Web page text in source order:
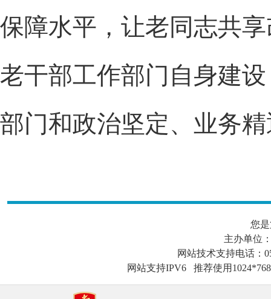
保障水平，让老同志共
老干部工作部门自身建
部门和政治坚定、业务
您
主办单位
网站技术支持电话：
网站支持IPV6 推荐使用